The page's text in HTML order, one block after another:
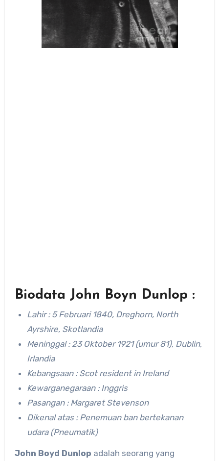
Biodata John Boyn Dunlop :
Lahir : 5 Februari 1840, Dreghorn, North
Ayrshire, Skotlandia
Meninggal : 23 Oktober 1921 (umur 81), Dublin,
Irlandia
Kebangsaan : Scot resident in Ireland
Kewarganegaraan : Inggris
Pasangan : Margaret Stevenson
Dikenal atas : Penemuan ban bertekanan
udara (Pneumatik)
John Boyd Dunlop adalah seorang yang